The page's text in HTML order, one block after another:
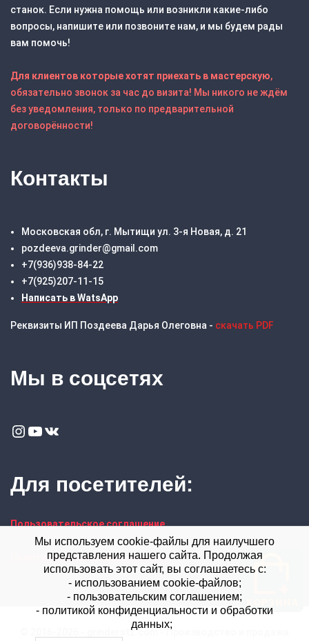
станок. Если нужна помощь или возникли какие-либо
вопросы, напишите или позвоните нам, и мы будем рады
вам помочь!
Для клиентов которые хотят приехать в мастерскую,
обязательно звонок за час до визита! Мы никого не ждём
без уведомления, только по предварительной
договорённости!
Контакты
Московская обл, г. Мытищи ул. 3-я Новая, д. 21
pozdeeva.grinder@gmail.com
+7(936)938-84-22
+7(925)207-11-15
Написать в WatsApp
Реквизиты ИП Поздеева Дарья Олеговна - скачать PDF
Мы в соцсетях
Instagram
YouTube
VK
Для посетителей:
Пользовательское соглашение
Политика конфиденциальности
© 2016-2026 - grinderstz.com - Производство и продажа
Мы используем cookie-файлы для наилучшего
представления нашего сайта. Продолжая
использовать этот сайт, вы соглашаетесь с:
- использованием cookie-файлов;
- пользовательским соглашением;
- политикой конфиденциальности и обработки
данных;